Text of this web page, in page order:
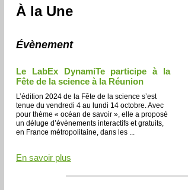
À la Une
Évènement
Le LabEx DynamiTe participe à la
Fête de la science à la Réunion
L’édition 2024 de la Fête de la science s’est
tenue du vendredi 4 au lundi 14 octobre. Avec
pour thème « océan de savoir », elle a proposé
un déluge d’évènements interactifs et gratuits,
en France métropolitaine, dans les ...
En savoir plus